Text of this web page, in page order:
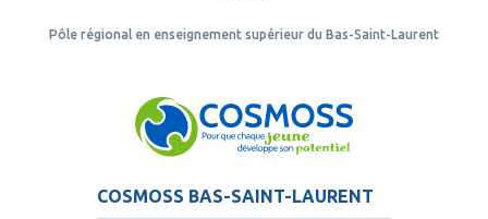
Pôle régional en enseignement supérieur du Bas-Saint-Laurent
COSMOSS BAS-SAINT-LAURENT